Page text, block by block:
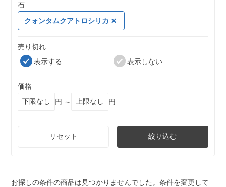
石
クォンタムクアトロシリカ
売り切れ
表示する
表示しない
価格
円 ～
円
リセット 絞り込む
お探しの条件の商品は見つかりませんでした。条件を変更して